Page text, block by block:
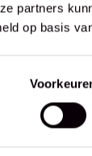
partners
op basis